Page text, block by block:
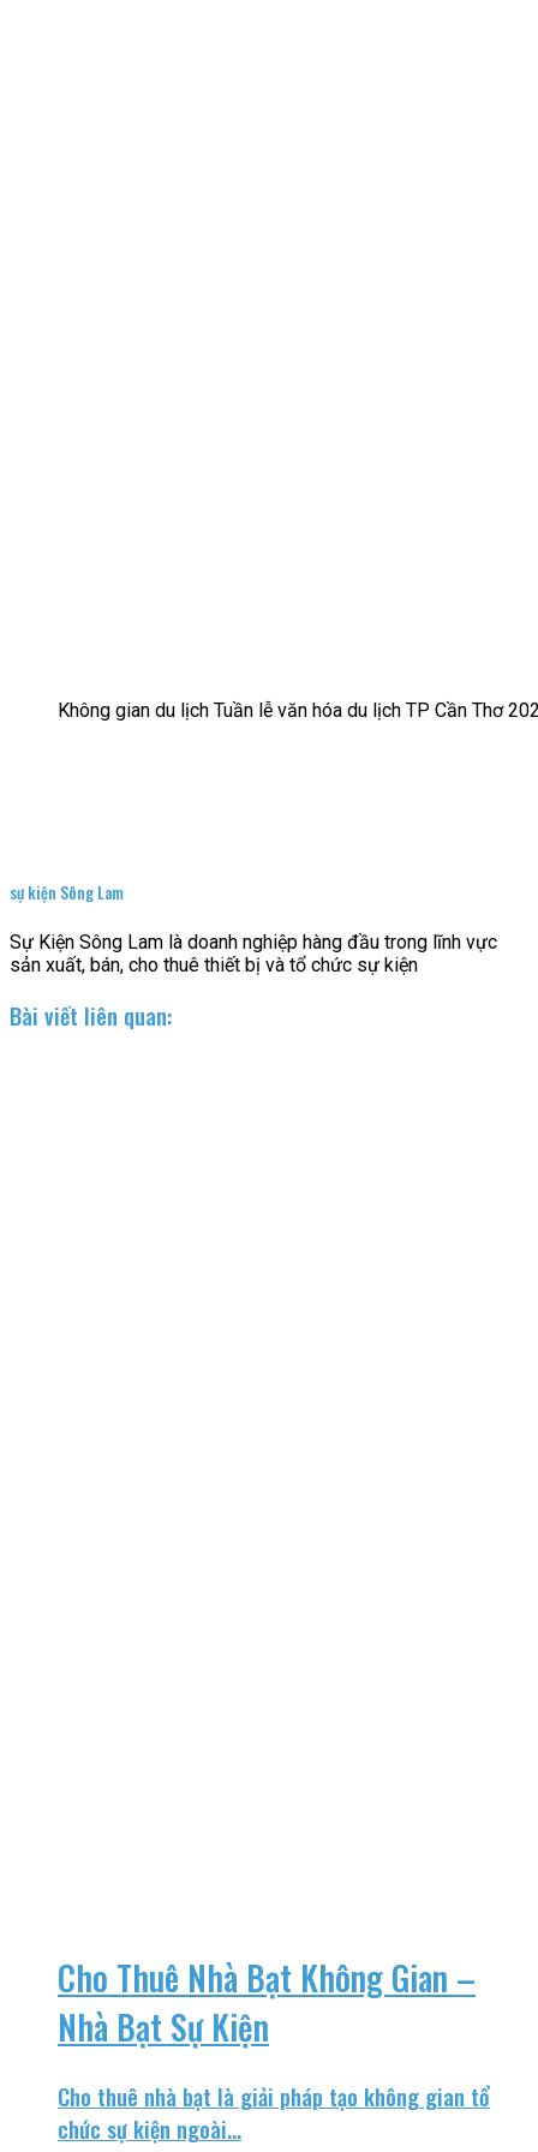
Không gian du lịch Tuần lễ văn hóa du lịch TP Cần Thơ
sự kiện Sông Lam
Sự Kiện Sông Lam là doanh nghiệp hàng đầu trong lĩnh vực
sản xuất, bán, cho thuê thiết bị và tổ chức sự kiện
Bài viết liên quan:
Cho Thuê Nhà Bạt Không Gian –
Nhà Bạt Sự Kiện
Cho thuê nhà bạt là giải pháp tạo không gian tổ
chức sự kiện ngoài...